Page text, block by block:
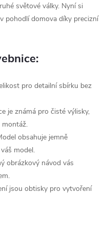
světové války. Nyní si
pohodlí domova díky precizní
pro detailní sbírku bez
je známá pro čisté výlisky,
montáž.
obsahuje jemně
model.
obrázkový návod vás
jsou obtisky pro vytvoření